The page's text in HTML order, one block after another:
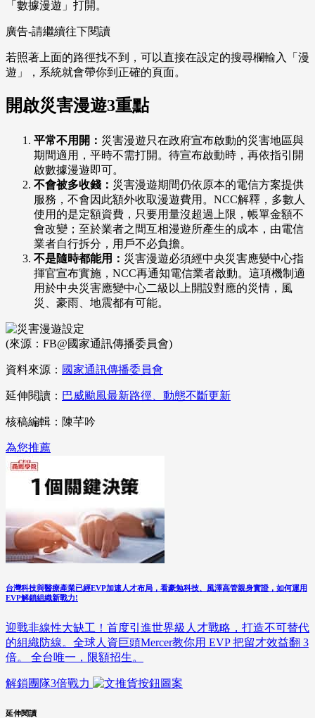
「數據漫遊」打開。
廣告-請繼續往下閱讀
若照著上面的路徑找不到，可以直接在設定的搜尋欄輸入「漫
遊」，系統就會帶你到正確的頁面。
開啟災害漫遊3重點
平常不用開： 災害漫遊只在政府宣布啟動的災害地區與
期間適用，平時不需打開。待宣布啟動時，再依指引開
啟數據漫遊即可。
不會被多收錢： 災害漫遊期間仍依原本的電信方案提供
服務，不會因此額外收取漫遊費用。NCC解釋，多數人
使用的是定額資費，只要用量沒超過上限，帳單金額不
會改變；至於業者之間互相漫遊所產生的成本，由電信
業者自行拆分，用戶不必負擔。
不是隨時都能用： 災害漫遊必須經中央災害應變中心指
揮官宣布實施，NCC再通知電信業者啟動。這項機制適
用於中央災害應變中心二級以上開設對應的災情，風
災、豪雨、地震都有可能。
(來源：FB@國家通訊傳播委員會)
資料來源： 國家通訊傳播委員會
延伸閱讀： 巴威颱風最新路徑、動態不斷更新
核稿編輯：陳芊吟
為您推薦
台灣科技與醫療產業已經EVP加速人才布局，看豪勉科技、風澤高管親身實證，如何運用
EVP解鎖組織新戰力!
迎戰非線性大缺工！首度引進世界級人才戰略，打造不可替代
的組織防線。全球人資巨頭Mercer教你用 EVP 把留才效益翻 3
倍。 全台唯一，限額招生。
解鎖團隊3倍戰力
延伸閱讀